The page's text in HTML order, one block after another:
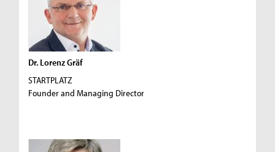
Dr. Lorenz Gräf
STARTPLATZ
Founder and Managing Director